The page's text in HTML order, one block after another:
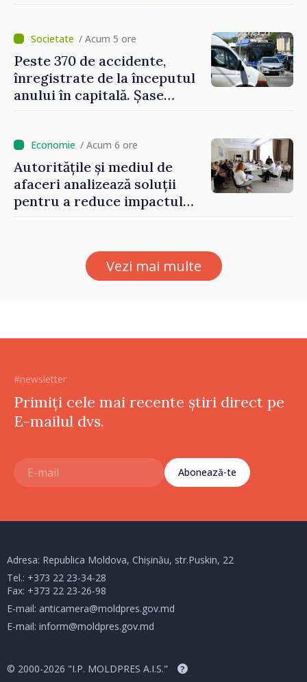
locale și rutiere
/ Acum 5 ore
Peste 370 de accidente,
înregistrate de la începutul
anului în capitală. Șase
/ Acum 6 ore
Autoritățile și mediul de
afaceri analizează soluții
pentru a reduce impactul
Vezi mai multe
#newsletter
Primiți cele mai recente știri direct pe
E-mailul dvs.
Abonează-te
Adresa: Republica Moldova, Chișinău, str.Puskin, 22
Tel.: +373 22 23-34-28
Fax: +373 22 23-26-98
E-mail: anticamera@moldpres.gov.md
E-mail: inform@moldpres.gov.md
© 2000-2026 "I.P. MOLDPRES A.I.S." ?